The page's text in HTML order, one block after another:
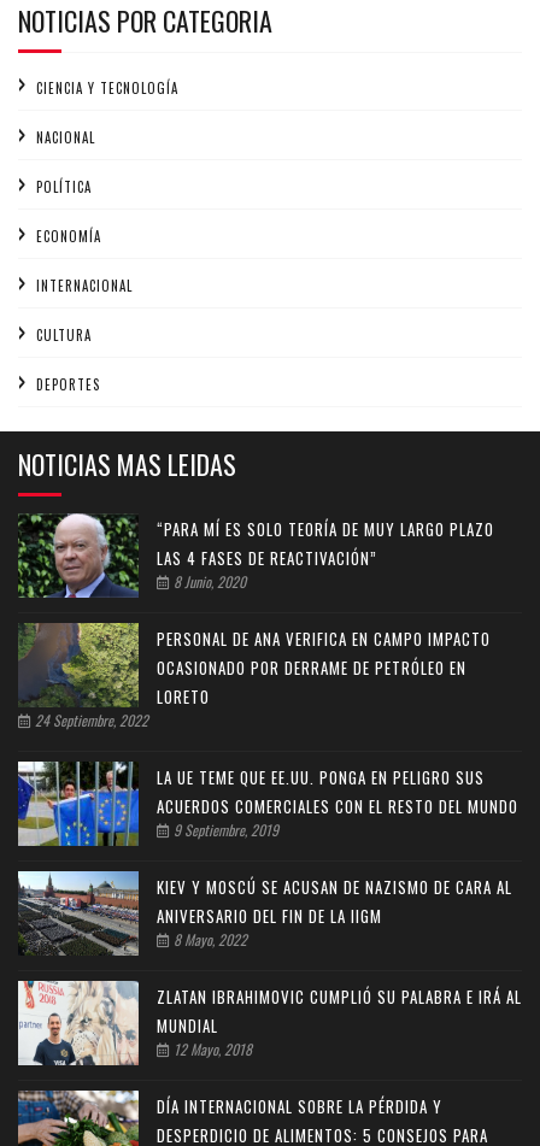
NOTICIAS POR CATEGORIA
CIENCIA Y TECNOLOGÍA
NACIONAL
POLÍTICA
ECONOMÍA
INTERNACIONAL
CULTURA
DEPORTES
NOTICIAS MAS LEIDAS
“PARA MÍ ES SOLO TEORÍA DE MUY LARGO PLAZO
LAS 4 FASES DE REACTIVACIÓN”
8 Junio, 2020
PERSONAL DE ANA VERIFICA EN CAMPO IMPACTO
OCASIONADO POR DERRAME DE PETRÓLEO EN
LORETO
24 Septiembre, 2022
LA UE TEME QUE EE.UU. PONGA EN PELIGRO SUS
ACUERDOS COMERCIALES CON EL RESTO DEL MUNDO
9 Septiembre, 2019
KIEV Y MOSCÚ SE ACUSAN DE NAZISMO DE CARA AL
ANIVERSARIO DEL FIN DE LA IIGM
8 Mayo, 2022
ZLATAN IBRAHIMOVIC CUMPLIÓ SU PALABRA E IRÁ AL
MUNDIAL
12 Mayo, 2018
DÍA INTERNACIONAL SOBRE LA PÉRDIDA Y
DESPERDICIO DE ALIMENTOS: 5 CONSEJOS PARA